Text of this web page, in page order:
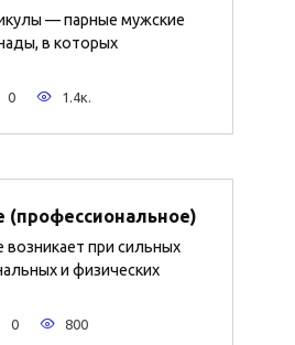
— парные мужские
в которых
0 1.4к.
(профессиональное)
при сильных
и физических
0 800